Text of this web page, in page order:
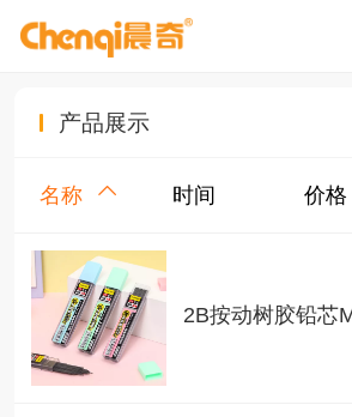
产品展示
名称 时间 价格
2B按动树胶铅芯